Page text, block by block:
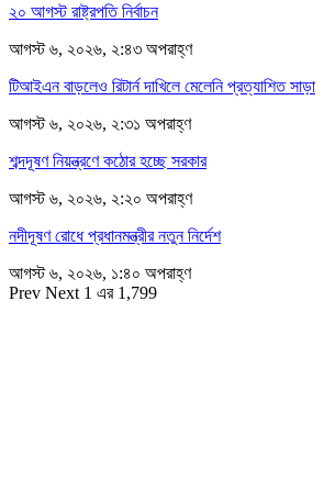
২০ আগস্ট রাষ্ট্রপতি নির্বাচন
আগস্ট ৬, ২০২৬, ২:৪৩ অপরাহ্ণ
টিআইএন বাড়লেও রিটার্ন দাখিলে মেলেনি প্রত্যাশিত সাড়া
আগস্ট ৬, ২০২৬, ২:৩১ অপরাহ্ণ
শব্দদূষণ নিয়ন্ত্রণে কঠোর হচ্ছে সরকার
আগস্ট ৬, ২০২৬, ২:২০ অপরাহ্ণ
নদীদূষণ রোধে প্রধানমন্ত্রীর নতুন নির্দেশ
আগস্ট ৬, ২০২৬, ১:৪০ অপরাহ্ণ
Prev Next 1 এর 1,799